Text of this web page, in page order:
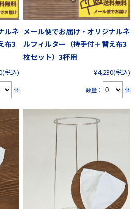
ルネ
布3
(税込)
個
メール便でお届け・オリジナルネ
ルフィルター（持手付＋替え布3
枚セット）3杯用
¥4,230(税込)
数量： 個